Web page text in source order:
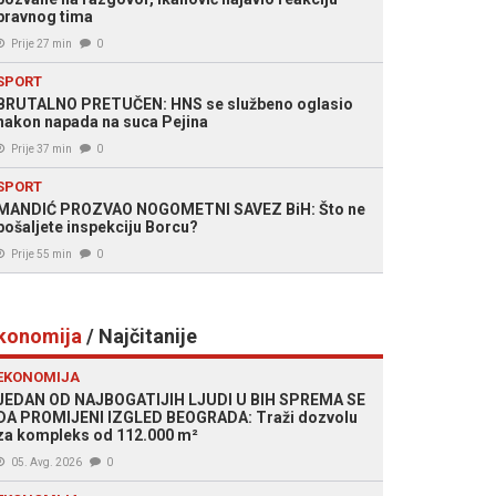
tima
Prije 27 min 0
PRETUČEN: HNS se službeno oglasio
napada na suca Pejina
Prije 37 min 0
PROZVAO NOGOMETNI SAVEZ BiH: Što ne
inspekciju Borcu?
Prije 55 min 0
/ Najčitanije
OD NAJBOGATIJIH LJUDI U BIH SPREMA SE
PROMIJENI IZGLED BEOGRADA: Traži dozvolu
kompleks od 112.000 m²
05. Avg. 2026 0